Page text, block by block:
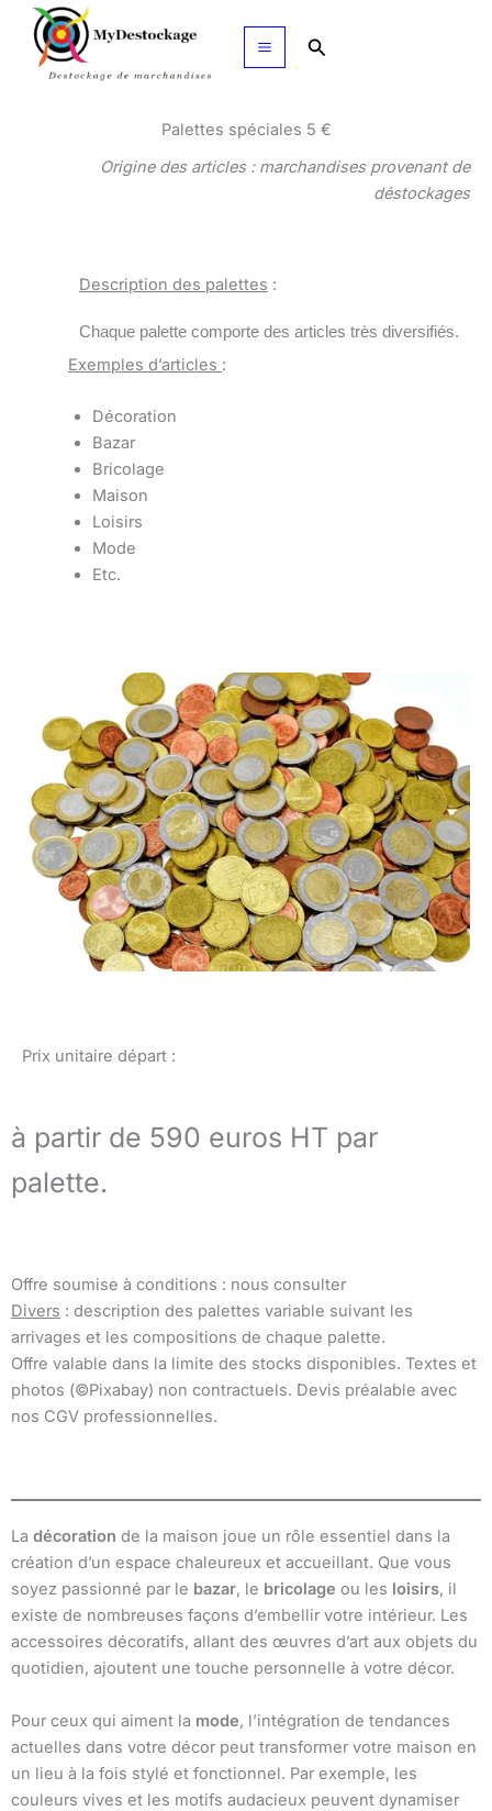
Aller
contenu
Rechercher
Palettes spéciales 5 €
Origine des articles : marchandises provenant de
déstockages
Description des palettes :
Chaque palette comporte des articles très diversifiés.
Exemples d’articles :
Décoration
Bazar
Bricolage
Maison
Loisirs
Mode
Etc.
Prix unitaire départ :
à partir de 590 euros HT par
palette.
Offre soumise à conditions : nous consulter
Divers : description des palettes variable suivant les
arrivages et les compositions de chaque palette.
Offre valable dans la limite des stocks disponibles. Textes et
photos (©Pixabay) non contractuels. Devis préalable avec
nos CGV professionnelles.
La décoration de la maison joue un rôle essentiel dans la
création d’un espace chaleureux et accueillant. Que vous
soyez passionné par le bazar, le bricolage ou les loisirs, il
existe de nombreuses façons d’embellir votre intérieur. Les
accessoires décoratifs, allant des œuvres d’art aux objets du
quotidien, ajoutent une touche personnelle à votre décor.
Pour ceux qui aiment la mode, l’intégration de tendances
actuelles dans votre décor peut transformer votre maison en
un lieu à la fois stylé et fonctionnel. Par exemple, les
couleurs vives et les motifs audacieux peuvent dynamiser